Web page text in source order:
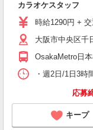
カラオケスタッフ
時給1290円 +
大阪市中央区千
OsakaMetro日
・週2日/1日3
応募
キープ